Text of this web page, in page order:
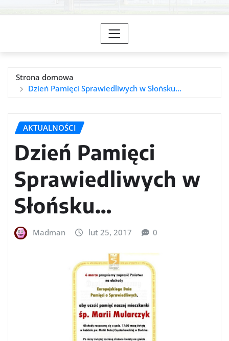
Strona domowa
Dzień Pamięci Sprawiedliwych w Słońsku…
AKTUALNOŚCI
Dzień Pamięci
Sprawiedliwych w
Słońsku…
Madman lut 25, 2017 0